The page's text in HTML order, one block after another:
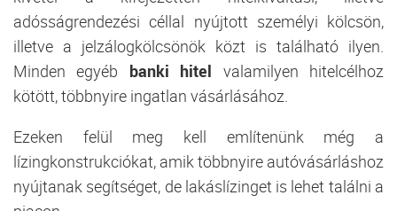
adósságrendezési céllal nyújtott személyi kölcsön,
illetve a jelzálogkölcsönök közt is található ilyen.
Minden egyéb banki hitel valamilyen hitelcélhoz
kötött, többnyire ingatlan vásárlásához.
Ezeken felül meg kell említenünk még a
lízingkonstrukciókat, amik többnyire autóvásárláshoz
nyújtanak segítséget, de lakáslízinget is lehet találni a